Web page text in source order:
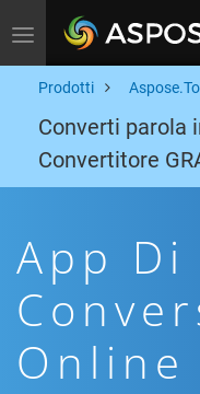
Toggle navigation
Prodotti
Converti parola
Convertitore
App Di
Online